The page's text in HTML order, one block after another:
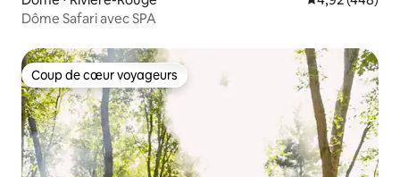
Dôme Safari avec SPA
Coup de cœur voyageurs
Coup de cœur voyageurs